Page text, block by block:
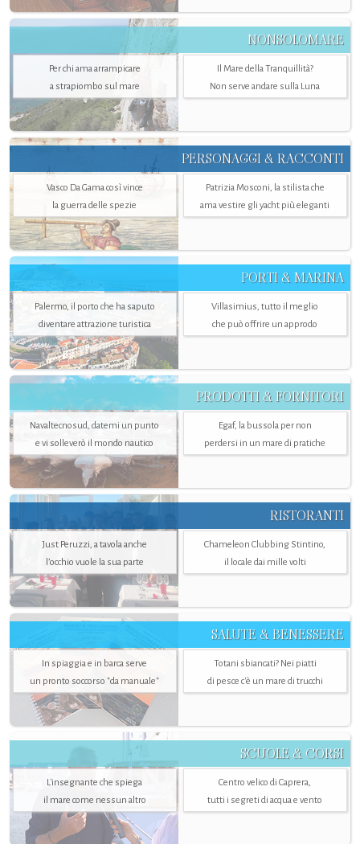
NONSOLOMARE
Per chi ama arrampicare
a strapiombo sul mare
Il Mare della Tranquillità?
Non serve andare sulla Luna
PERSONAGGI & RACCONTI
Vasco Da Gama così vince
la guerra delle spezie
Patrizia Mosconi, la stilista che
ama vestire gli yacht più eleganti
PORTI & MARINA
Palermo, il porto che ha saputo
diventare attrazione turistica
Villasimius, tutto il meglio
che può offrire un approdo
PRODOTTI & FORNITORI
Navaltecnosud, datemi un punto
e vi solleverò il mondo nautico
Egaf, la bussola per non
perdersi in un mare di pratiche
RISTORANTI
Just Peruzzi, a tavola anche
l’occhio vuole la sua parte
Chameleon Clubbing Stintino,
il locale dai mille volti
SALUTE & BENESSERE
In spiaggia e in barca serve
un pronto soccorso "da manuale"
Totani sbiancati? Nei piatti
di pesce c'è un mare di trucchi
SCUOLE & CORSI
L'insegnante che spiega
il mare come nessun altro
Centro velico di Caprera,
tutti i segreti di acqua e vento